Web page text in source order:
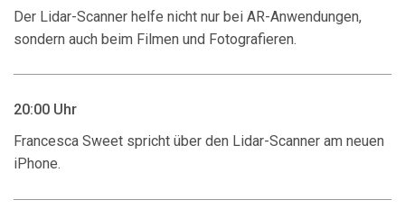
Der Lidar-Scanner helfe nicht nur bei AR-Anwendungen,
sondern auch beim Filmen und Fotografieren.
20:00 Uhr
Francesca Sweet spricht über den Lidar-Scanner am neuen
iPhone.